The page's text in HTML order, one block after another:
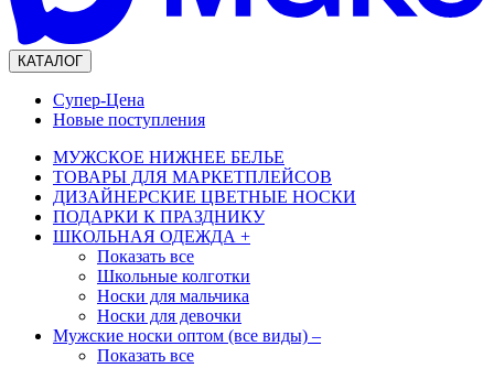
КАТАЛОГ
Супер-Цена
Новые поступления
МУЖСКОЕ НИЖНЕЕ БЕЛЬЕ
ТОВАРЫ ДЛЯ МАРКЕТПЛЕЙСОВ
ДИЗАЙНЕРСКИЕ ЦВЕТНЫЕ НОСКИ
ПОДАРКИ К ПРАЗДНИКУ
ШКОЛЬНАЯ ОДЕЖДА +
Показать все
Школьные колготки
Носки для мальчика
Носки для девочки
Мужские носки оптом (все виды) –
Показать все